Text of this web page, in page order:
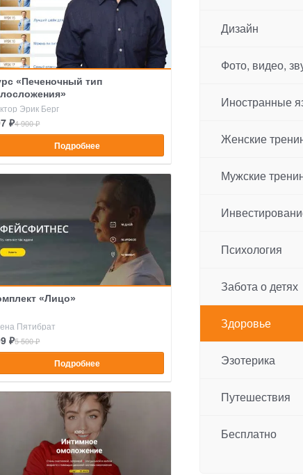
«Печеночный тип
Эрик Берг
₽4 900 ₽
Подробнее
«Лицо»
Пятибрат
₽5 500 ₽
Подробнее
Дизайн
Фото, видео,
Иностранные
Женские
Мужские
Психология
Забота о детях
Здоровье
Эзотерика
Путешествия
Бесплатно